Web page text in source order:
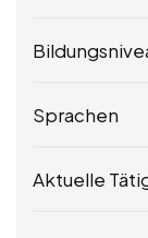
Sprachen
Aktuelle